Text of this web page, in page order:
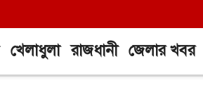
খেলাধুলা রাজধানী জেলার খবর